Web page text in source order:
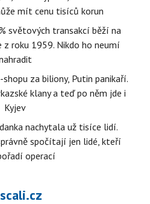
mít cenu tisíců korun
světových transakcí běží na
roku 1959. Nikdo ho neumí
za biliony, Putin panikaří.
klany a teď po něm jde i
Kyjev
nachytala už tisíce lidí.
spočítají jen lidé, kteří
operací